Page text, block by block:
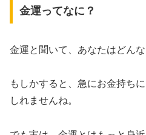
金運ってなに？
金運と聞いて、あなたはどん
もしかすると、急にお金持ち
しれませんね。